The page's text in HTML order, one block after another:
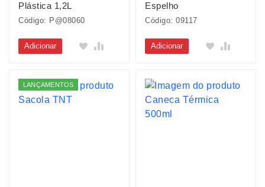
Plástica 1,2L
Código: P@08060
Adicionar
Espelho
Código: 09117
Adicionar
LANÇAMENTOS